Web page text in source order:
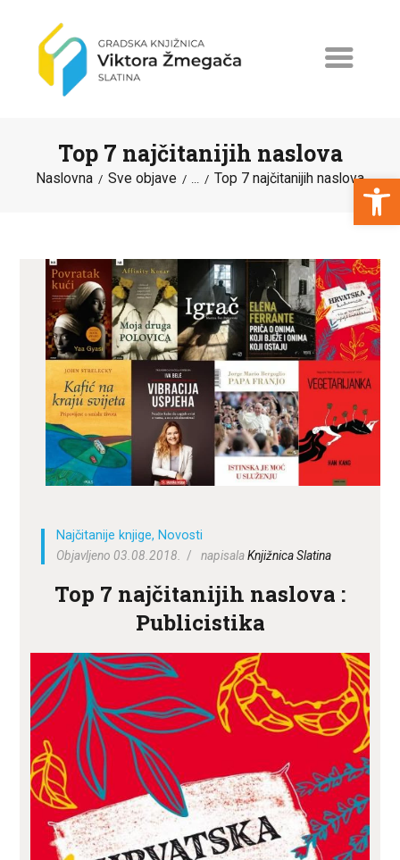
Open toolbar
Top 7 najčitanijih naslova
Naslovna Sve objave ... Top 7 najčitanijih naslova
NOVOSTI
ERASMUS+
PROGRAMI I PROJEKTI
KATALOG
O KNJIŽNICI
ZA KORISNIKE
ODJELI
DOKUMENTI
Najčitanije knjige, Novosti
Objavljeno 03.08.2018.
napisalaKnjižnica Slatina
Top 7 najčitanijih naslova :
Publicistika